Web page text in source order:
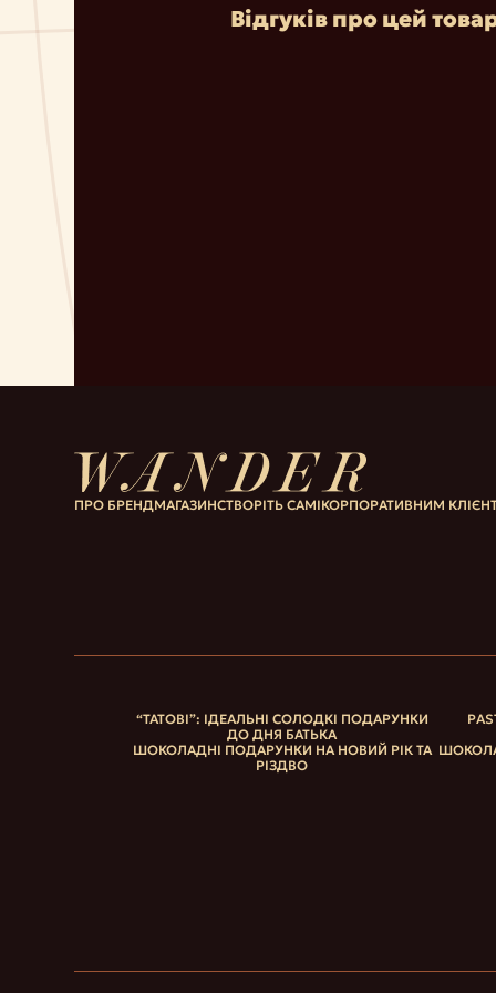
Відгуків про цей
ПРО БРЕНДМАГАЗИНСТВОРІТЬ САМІКОРПОРАТИВНИМ
“ТАТОВІ”: ІДЕАЛЬНІ СОЛОДКІ ПОДАРУНКИ
ДО ДНЯ БАТЬКА
ШОКОЛАДНІ ПОДАРУНКИ НА НОВИЙ РІК ТА
РІЗДВО